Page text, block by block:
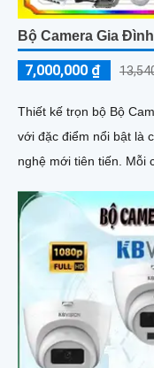
Bộ Camera Gia
7,000,000 ₫
Thiết kế trọn bộ Bộ
với đặc điểm nổi bật là
nghệ